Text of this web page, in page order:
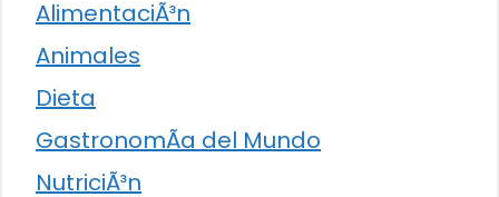
AlimentaciÃ³n
Animales
Dieta
GastronomÃ­a del Mundo
NutriciÃ³n